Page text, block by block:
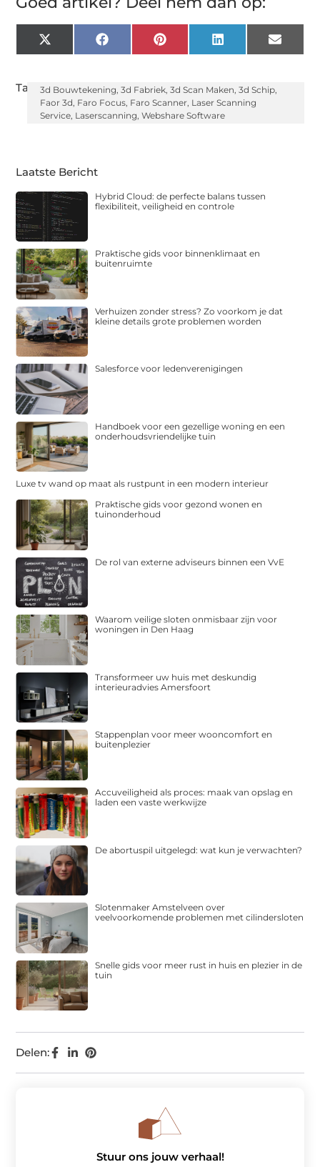
X
(Twitter)
FacebookPinterest LinkedIn Email
Tags:3d Bouwtekening ,3d Fabriek ,3d Scan Maken ,3d Schip
Faor 3d Faro Focus Faro Scanner Laser Scanning
Service Laserscanning ,Webshare Software
Delen:
Laatste Bericht
Hybrid Cloud: de perfecte balans tussen
flexibiliteit, veiligheid en controle
Praktische gids voor binnenklimaat en
buitenruimte
Verhuizen zonder stress? Zo voorkom je dat
kleine details grote problemen worden
Salesforce voor ledenverenigingen
Handboek voor een gezellige woning en een
onderhoudsvriendelijke tuin
Luxe tv wand op maat als rustpunt in een modern interieur
Praktische gids voor gezond wonen en
tuinonderhoud
De rol van externe adviseurs binnen een VvE
Waarom veilige sloten onmisbaar zijn voor
woningen in Den Haag
Transformeer uw huis met deskundig
interieuradvies Amersfoort
Stappenplan voor meer wooncomfort en
buitenplezier
Accuveiligheid als proces: maak van opslag en
laden een vaste werkwijze
De abortuspil uitgelegd: wat kun je verwachten?
Slotenmaker Amstelveen over
veelvoorkomende problemen met cilindersloten
Snelle gids voor meer rust in huis en plezier in de
tuin
Stuur ons jouw verhaal!